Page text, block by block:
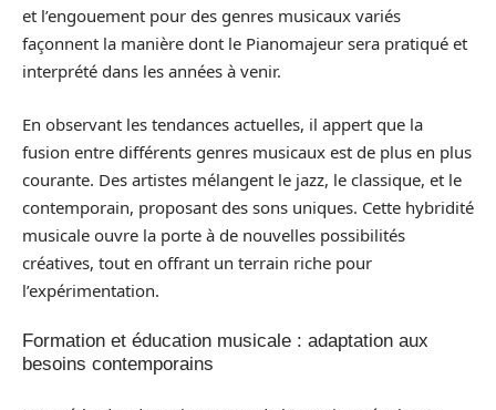
et l’engouement pour des genres musicaux variés
façonnent la manière dont le Pianomajeur sera pratiqué et
interprété dans les années à venir.
En observant les tendances actuelles, il appert que la
fusion entre différents genres musicaux est de plus en plus
courante. Des artistes mélangent le jazz, le classique, et le
contemporain, proposant des sons uniques. Cette hybridité
musicale ouvre la porte à de nouvelles possibilités
créatives, tout en offrant un terrain riche pour
l’expérimentation.
Formation et éducation musicale : adaptation aux
besoins contemporains